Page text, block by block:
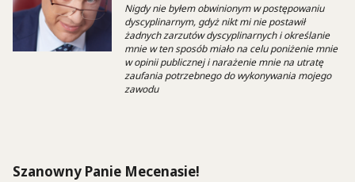
Nigdy nie byłem obwinionym w postępowaniu
dyscyplinarnym, gdyż nikt mi nie postawił
żadnych zarzutów dyscyplinarnych i określanie
mnie w ten sposób miało na celu poniżenie mnie
w opinii publicznej i narażenie mnie na utratę
zaufania potrzebnego do wykonywania mojego
zawodu
Szanowny Panie Mecenasie!